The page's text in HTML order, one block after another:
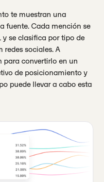
te muestran una
fuente. Cada mención se
y se clasifica por tipo de
redes sociales. A
convertirlo en un
de posicionamiento y
puede llevar a cabo esta